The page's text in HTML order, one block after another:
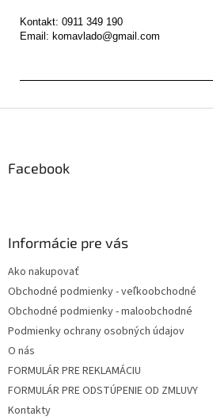
Kontakt: 0911 349 190
Facebook
Informácie pre vás
Ako nakupovať
Obchodné podmienky - veľkoobchodné
Obchodné podmienky - maloobchodné
Podmienky ochrany osobných údajov
O nás
FORMULÁR PRE REKLAMÁCIU
FORMULÁR PRE ODSTÚPENIE OD ZMLUVY
Kontakty